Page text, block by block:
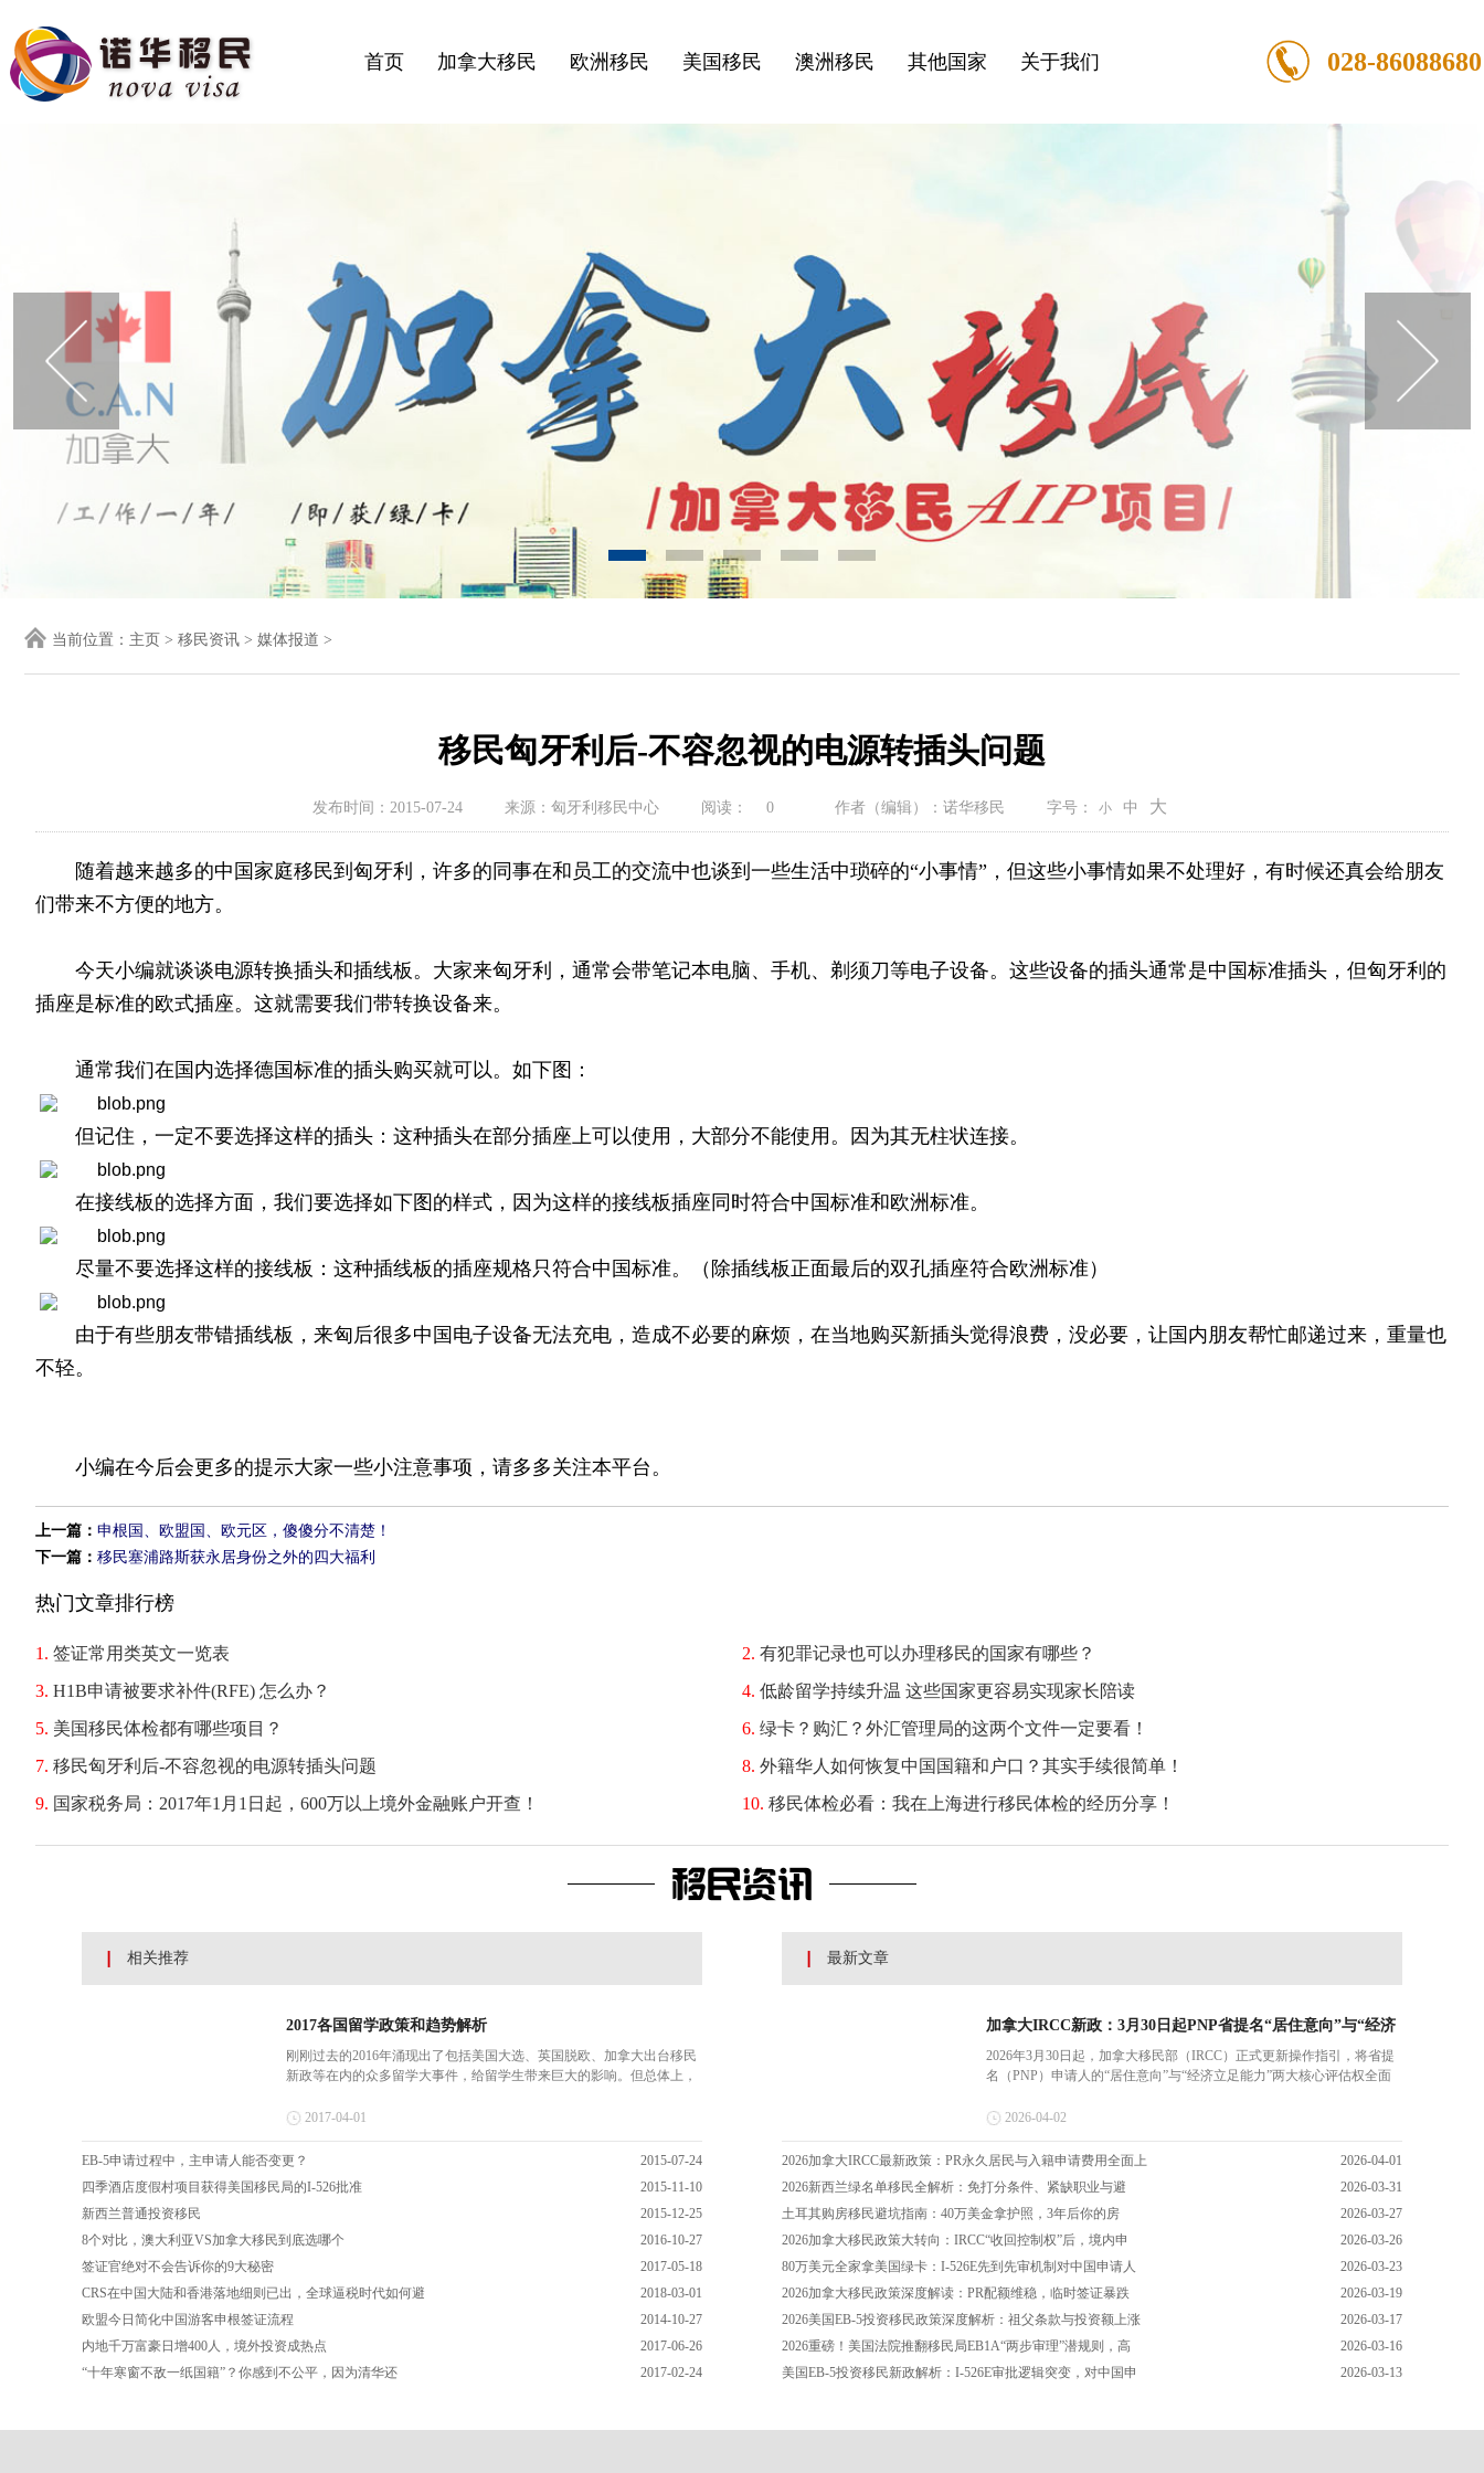
首页 加拿大移民 欧洲移民 美国移民 澳洲移民 其他国家 关于我们 028-86088680
当前位置： 主页 > 移民资讯 > 媒体报道 >
移民匈牙利后-不容忽视的电源转插头问题
发布时间：2015-07-24 来源：匈牙利移民中心 阅读： 0 作者（编辑）：诺华移民 字号： 小 中 大
随着越来越多的中国家庭移民到匈牙利，许多的同事在和员工的交流中也谈到一些生活中琐碎的“小事情”，但这些小事情如果不处理好，有时候还真会给朋友
们带来不方便的地方。
今天小编就谈谈电源转换插头和插线板。大家来匈牙利，通常会带笔记本电脑、手机、剃须刀等电子设备。这些设备的插头通常是中国标准插头，但匈牙利的
插座是标准的欧式插座。这就需要我们带转换设备来。
通常我们在国内选择德国标准的插头购买就可以。如下图：
但记住，一定不要选择这样的插头：这种插头在部分插座上可以使用，大部分不能使用。因为其无柱状连接。
在接线板的选择方面，我们要选择如下图的样式，因为这样的接线板插座同时符合中国标准和欧洲标准。
尽量不要选择这样的接线板：这种插线板的插座规格只符合中国标准。（除插线板正面最后的双孔插座符合欧洲标准）
由于有些朋友带错插线板，来匈后很多中国电子设备无法充电，造成不必要的麻烦，在当地购买新插头觉得浪费，没必要，让国内朋友帮忙邮递过来，重量也
不轻。
小编在今后会更多的提示大家一些小注意事项，请多多关注本平台。
上一篇： 申根国、欧盟国、欧元区，傻傻分不清楚！
下一篇： 移民塞浦路斯获永居身份之外的四大福利
热门文章排行榜
1. 签证常用类英文一览表 2. 有犯罪记录也可以办理移民的国家有哪些？
3. H1B申请被要求补件(RFE) 怎么办？ 4. 低龄留学持续升温 这些国家更容易实现家长陪读
5. 美国移民体检都有哪些项目？ 6. 绿卡？购汇？外汇管理局的这两个文件一定要看！
7. 移民匈牙利后-不容忽视的电源转插头问题 8. 外籍华人如何恢复中国国籍和户口？其实手续很简单！
9. 国家税务局：2017年1月1日起，600万以上境外金融账户开查！ 10. 移民体检必看：我在上海进行移民体检的经历分享！
移民资讯
相关推荐
2017各国留学政策和趋势解析
刚刚过去的2016年涌现出了包括美国大选、英国脱欧、加拿大出台移民
新政等在内的众多留学大事件，给留学生带来巨大的影响。但总体上，
局保持不变。那么，出国留学，你还需要了解这些国家的政策和趋势？
2017-04-01
2015-07-24
EB-5申请过程中，主申请人能否变更？
2015-11-10
四季酒店度假村项目获得美国移民局的I-526批准
2015-12-25
新西兰普通投资移民
2016-10-27
8个对比，澳大利亚VS加拿大移民到底选哪个
2017-05-18
签证官绝对不会告诉你的9大秘密
2018-03-01
CRS在中国大陆和香港落地细则已出，全球逼税时代如何避
2014-10-27
欧盟今日简化中国游客申根签证流程
2017-06-26
内地千万富豪日增400人，境外投资成热点
2017-02-24
“十年寒窗不敌一纸国籍”？你感到不公平，因为清华还
最新文章
加拿大IRCC新政：3月30日起PNP省提名“居住意向”与“经济
2026年3月30日起，加拿大移民部（IRCC）正式更新操作指引，将省提
名（PNP）申请人的“居住意向”与“经济立足能力”两大核心评估权全面
及它将如何大幅降低加拿大PR申请人在联邦审批阶段的主观拒签风险，
2026-04-02
2026-04-01
2026加拿大IRCC最新政策：PR永久居民与入籍申请费用全面上
2026-03-31
2026新西兰绿名单移民全解析：免打分条件、紧缺职业与避
2026-03-27
土耳其购房移民避坑指南：40万美金拿护照，3年后你的房
2026-03-26
2026加拿大移民政策大转向：IRCC“收回控制权”后，境内申
2026-03-23
80万美元全家拿美国绿卡：I-526E先到先审机制对中国申请人
2026-03-19
2026加拿大移民政策深度解读：PR配额维稳，临时签证暴跌
2026-03-17
2026美国EB-5投资移民政策深度解析：祖父条款与投资额上涨
2026-03-16
2026重磅！美国法院推翻移民局EB1A“两步审理”潜规则，高
2026-03-13
美国EB-5投资移民新政解析：I-526E审批逻辑突变，对中国申